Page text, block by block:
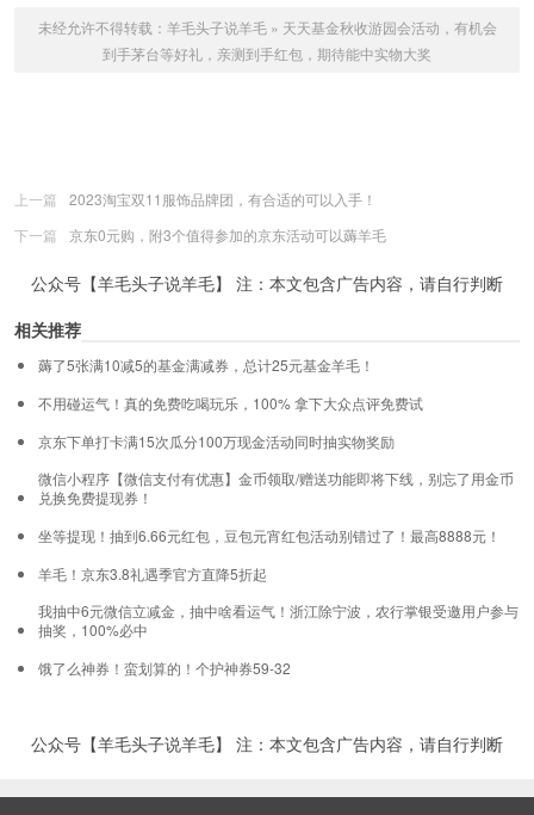
未经允许不得转载： 羊毛头子说羊毛» 天天基金秋收游园会活动，有机会
到手茅台等好礼，亲测到手红包，期待能中实物大奖
上一篇
2023淘宝双11服饰品牌团，有合适的可以入手！
下一篇
京东0元购，附3个值得参加的京东活动可以薅羊毛
公众号【羊毛头子说羊毛】 注：本文包含广告内容，请自行判断
相关推荐
薅了5张满10减5的基金满减券，总计25元基金羊毛！
不用碰运气！真的免费吃喝玩乐，100% 拿下大众点评免费试
京东下单打卡满15次瓜分100万现金活动同时抽实物奖励
微信小程序【微信支付有优惠】金币领取/赠送功能即将下线，别忘了用金币
兑换免费提现券！
坐等提现！抽到6.66元红包，豆包元宵红包活动别错过了！最高8888元！
羊毛！京东3.8礼遇季官方直降5折起
我抽中6元微信立减金，抽中啥看运气！浙江除宁波，农行掌银受邀用户参与
抽奖，100%必中
饿了么神券！蛮划算的！个护神券59-32
公众号【羊毛头子说羊毛】 注：本文包含广告内容，请自行判断